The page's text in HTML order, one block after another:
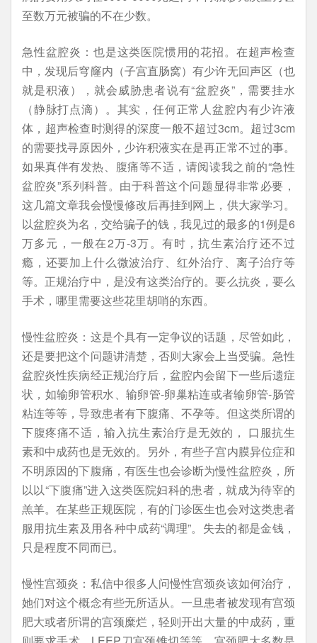
至数万元被骗的不在少数。
急性盆腔炎：也是这类医院惯用的花招。在超声检查
中，发现后穹窿内（子宫直肠窝）有少许无回声区（也
就是积液），就会威胁患者说有“盆腔炎”，需要挂水
（静脉打点滴）。其实，任何正常人盆腔内有少许液
体，超声检查时测得的深度一般不超过3cm。超过3cm
的需要找寻原因外，少许积液实在是再正常不过的事。
如果真伴有发热、腹痛等不适，请阅读我之前的“急性
盆腔炎”系列科普。由于科普这个问题显得非常必要，
这几篇文章我会慢慢修改后再挂到网上，供大家学习。
以盆腔炎为名，交给骗子的钱，我见过的最多的1例是6
万多元，一般在2万-3万。有时，抗生素治疗还不过
瘾，还要加上什么微波治疗、红外治疗、离子治疗等
等。正规治疗中，是没有这类治疗的。要么抗炎，要么
手术，哪里需要这些花里胡哨的东西。
慢性盆腔炎：这是个具有一定争议的话题，尽管如此，
还是要把这个问题讲清楚，否则大家会上当受骗。急性
盆腔炎性疾病经正规治疗后，盆腔内会留下一些后遗症
状，如输卵管积水、输卵管-卵巢粘连或者输卵管-肠管
粘连等等，导致患者有下腹痛、不孕等。但这类所谓的
下腹疼痛不适，输入抗生素治疗是无效的， 口服抗生
素和中成药也是无效的。另外，有些子宫内膜异位症和
不明原因的下腹痛，有医生也会诊断为慢性盆腔炎，所
以以“下腹痛”进入这类医院妇科的患者，就成为待宰的
羔羊。在某些正规医院，有的门诊医生也会对这类患者
服用抗生素及用各种中成药“调理”。失去的都是金钱，
只是程度不同而已。
慢性宫颈炎：私信中很多人问慢性宫颈炎该如何治疗，
她们对这个概念有些无所适从。一旦患者被发现有宫颈
肥大或者所谓的宫颈糜烂，轻则开出大量的中成药，重